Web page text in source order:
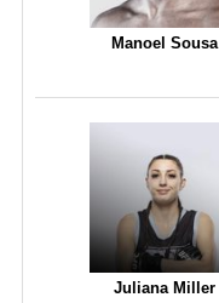
Manoel Sousa
Juliana Miller